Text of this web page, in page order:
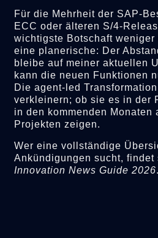
Für die Mehrheit der SAP-
ECC oder älteren S/4-
wichtigste Botschaft
eine planerische: Der
bleibe auf meiner aktuellen
kann die neuen Funktionen
Die agent-led
verkleinern; ob sie es in der
in den kommenden Monaten
Projekten zeigen.
Wer eine vollständige
Ankündigungen sucht,
Innovation News Guide 2026.